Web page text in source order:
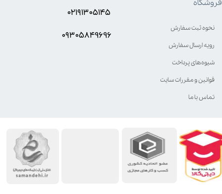
فروشگاه
نحوه ثبت سفارش
رویه ارسال سفارش
شیوه‌های پرداخت
قوانین و مقررات سایت
تماس با ما
۰۲۱۹۱۳۰۵۱۴۵
۰۹۳۰۵8۴9696